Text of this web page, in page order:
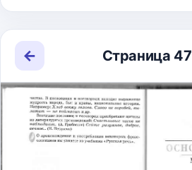
← Страница 47